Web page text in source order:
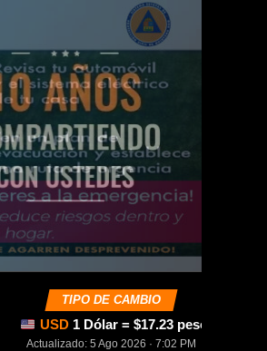
TIPO DE CAMBIO
USD 1 Dólar = $17.23 pesos
Actualizado: 5 Ago 2026 · 7:02 PM